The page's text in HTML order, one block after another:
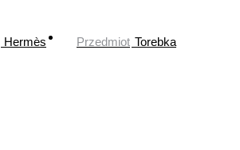
Hermès Przedmiot Torebka